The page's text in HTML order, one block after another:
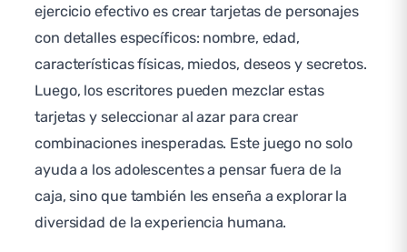
ejercicio efectivo es crear tarjetas de personajes
con detalles específicos: nombre, edad,
características físicas, miedos, deseos y secretos.
Luego, los escritores pueden mezclar estas
tarjetas y seleccionar al azar para crear
combinaciones inesperadas. Este juego no solo
ayuda a los adolescentes a pensar fuera de la
caja, sino que también les enseña a explorar la
diversidad de la experiencia humana.